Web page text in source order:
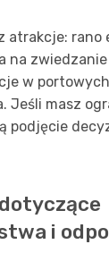
atrakcje: rano
na
w
Jeśli masz
podjęcie
i